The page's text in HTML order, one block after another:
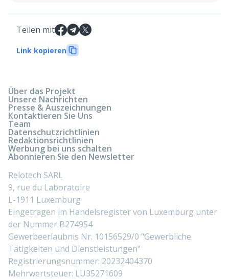
Teilen mit
Link kopieren
Über das Projekt
Unsere Nachrichten
Presse & Auszeichnungen
Kontaktieren Sie Uns
Team
Datenschutzrichtlinien
Redaktionsrichtlinien
Werbung bei uns schalten
Abonnieren Sie den Newsletter
Relotech SARL
9, rue du Laboratoire
L-1911 Luxemburg
Eingetragen im Handelsregister von Luxemburg unter
der Nummer B274954
Gewerbeerlaubnis Nr. 10156529/0 "Gewerbliche
Tätigkeiten und Dienstleistungen"
Registrierungsnummer: 20232404370
Mehrwertsteuer: LU35271609